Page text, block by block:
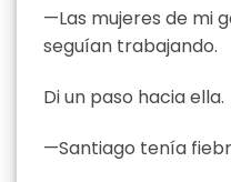
—Las mujeres de mi
seguían trabajando.
Di un paso hacia ella.
—Santiago tenía